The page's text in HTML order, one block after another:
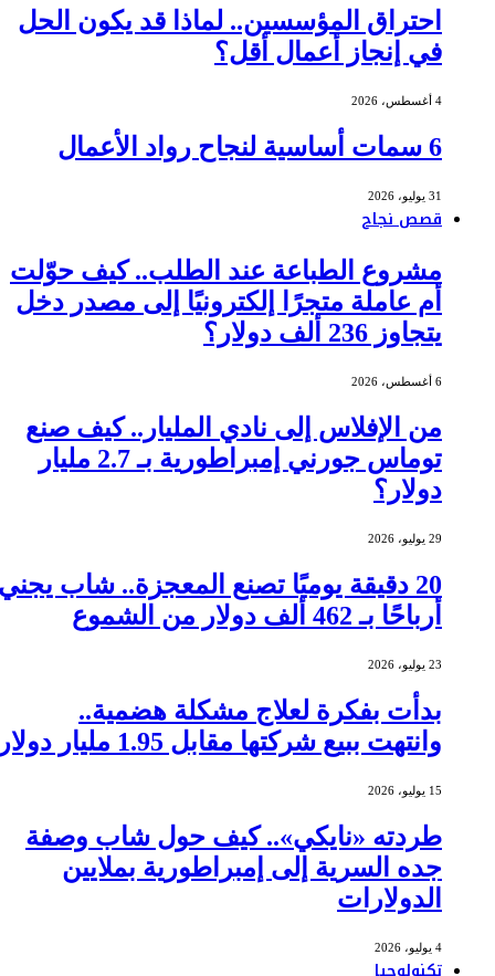
احتراق المؤسسين.. لماذا قد يكون الحل
في إنجاز أعمال أقل؟
4 أغسطس، 2026
6 سمات أساسية لنجاح رواد الأعمال
31 يوليو، 2026
قصص نجاح
مشروع الطباعة عند الطلب.. كيف حوّلت
أم عاملة متجرًا إلكترونيًا إلى مصدر دخل
يتجاوز 236 ألف دولار؟
6 أغسطس، 2026
من الإفلاس إلى نادي المليار.. كيف صنع
توماس جورني إمبراطورية بـ 2.7 مليار
دولار؟
29 يوليو، 2026
20 دقيقة يوميًا تصنع المعجزة.. شاب يجني
أرباحًا بـ 462 ألف دولار من الشموع
23 يوليو، 2026
بدأت بفكرة لعلاج مشكلة هضمية..
وانتهت ببيع شركتها مقابل 1.95 مليار دولار
15 يوليو، 2026
طردته «نايكي».. كيف حول شاب وصفة
جده السرية إلى إمبراطورية بملايين
الدولارات
4 يوليو، 2026